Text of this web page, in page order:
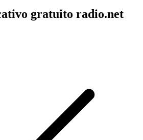
gratuito radio.net